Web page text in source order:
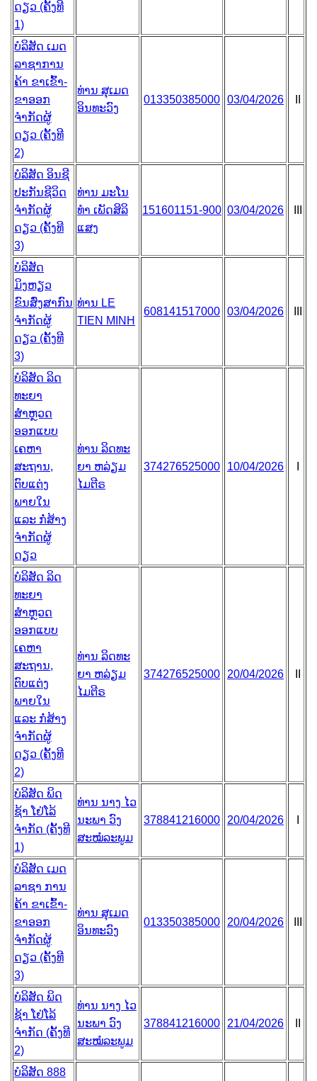
ດຽວ (ຄັ້ງທີ
1)
ບໍລິສັດ ເມດ
ລາຊາການ
ຄ້າ ຂາເຂົ້າ-
ຂາອອກ
ຈຳກັດຜູ້
ດຽວ (ຄັ້ງທີ
2)
ທ່ານ ສຸເມດ
ອິນທະວົງ
013350385000 03/04/2026
ບໍລິສັດ ອິນຊີ
ປະກັນຊີວິດ
ຈຳກັດຜູ້
ດຽວ (ຄັ້ງທີ
3)
ທ່ານ ມະໂນ
ທຳ ເພັດສິລິ
ແສງ
151601151-900 03/04/2026
ບໍລິສັດ
ມິງຫຽວ
ຂົນສົ່ງສາກົນ
ຈຳກັດຜູ້
ດຽວ (ຄັ້ງທີ
3)
ທ່ານ LE
TIEN MINH
608141517000 03/04/2026
ບໍລິສັດ ລິດ
ທະຍາ
ສຳຫຼວດ
ອອກແບບ
ເຄຫາ
ສະຖານ,
ຕົບແຕ່ງ
ພາຍໃນ
ແລະ ກໍ່ສ້າງ
ຈຳກັດຜູ້
ດຽວ
ທ່ານ ລິດທະ
ຍາ ຫລ່ຽມ
ໄມຕີຣ
374276525000 10/04/2026
ບໍລິສັດ ລິດ
ທະຍາ
ສຳຫຼວດ
ອອກແບບ
ເຄຫາ
ສະຖານ,
ຕົບແຕ່ງ
ພາຍໃນ
ແລະ ກໍ່ສ້າງ
ຈຳກັດຜູ້
ດຽວ (ຄັ້ງທີ
2)
ທ່ານ ລິດທະ
ຍາ ຫລ່ຽມ
ໄມຕີຣ
374276525000 20/04/2026
ບໍລິສັດ ພິດ
ຊ້າ ໂຢ່ໂລ້
ຈຳກັດ (ຄັ້ງທີ
1)
ທ່ານ ນາງ ໄວ
ນະພາ ວົງ
ສະໝໍລະພູມ
378841216000 20/04/2026
ບໍລິສັດ ເມດ
ລາຊາ ການ
ຄ້າ ຂາເຂົ້າ-
ຂາອອກ
ຈຳກັດຜູ້
ດຽວ (ຄັ້ງທີ
3)
ທ່ານ ສຸເມດ
ອິນທະວົງ
013350385000 20/04/2026
ບໍລິສັດ ພິດ
ຊ້າ ໂຢ່ໂລ້
ຈຳກັດ (ຄັ້ງທີ
2)
ທ່ານ ນາງ ໄວ
ນະພາ ວົງ
ສະໝໍລະພູມ
378841216000 21/04/2026
ບໍລິສັດ 888